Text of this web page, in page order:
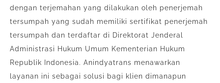
dengan terjemahan yang dilakukan oleh penerjemah
tersumpah yang sudah memiliki sertifikat penerjemah
tersumpah dan terdaftar di Direktorat Jenderal
Administrasi Hukum Umum Kementerian Hukum
Republik Indonesia. Anindyatrans menawarkan
layanan ini sebagai solusi bagi klien dimanapun